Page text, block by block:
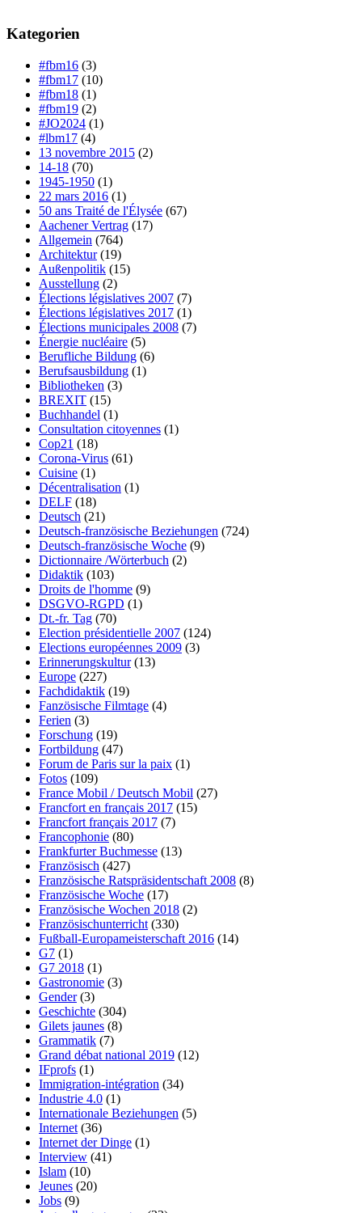
Kategorien
#fbm16 (3)
#fbm17 (10)
#fbm18 (1)
#fbm19 (2)
#JO2024 (1)
#lbm17 (4)
13 novembre 2015 (2)
14-18 (70)
1945-1950 (1)
22 mars 2016 (1)
50 ans Traité de l'Élysée (67)
Aachener Vertrag (17)
Allgemein (764)
Architektur(19)
Außenpolitik (15)
Ausstellung (2)
Élections législatives 2007 (7)
Élections législatives 2017 (1)
Élections municipales 2008 (7)
Énergie nucléaire (5)
Berufliche Bildung (6)
Berufsausbildung (1)
Bibliotheken (3)
BREXIT (15)
Buchhandel (1)
Consultation citoyennes (1)
Cop21 (18)
Corona-Virus (61)
Cuisine (1)
Décentralisation (1)
DELF (18)
Deutsch (21)
Deutsch-französische Beziehungen (724)
Deutsch-französische Woche (9)
Dictionnaire /Wörterbuch (2)
Didaktik (103)
Droits de l'homme (9)
DSGVO-RGPD (1)
Dt.-fr. Tag (70)
Election présidentielle 2007 (124)
Elections européennes 2009 (3)
Erinnerungskultur(13)
Europe (227)
Fachdidaktik (19)
Fanzösische Filmtage (4)
Ferien (3)
Forschung (19)
Fortbildung (47)
Forum de Paris sur la paix (1)
Fotos (109)
France Mobil / Deutsch Mobil (27)
Francfort en français 2017 (15)
Francfort français 2017 (7)
Francophonie (80)
Frankfurter Buchmesse (13)
Französisch (427)
Französische Ratspräsidentschaft 2008 (8)
Französische Woche (17)
Französische Wochen 2018 (2)
Französischunterricht (330)
Fußball-Europameisterschaft 2016 (14)
G7 (1)
G7 2018 (1)
Gastronomie (3)
Gender(3)
Geschichte (304)
Gilets jaunes (8)
Grammatik (7)
Grand débat national 2019 (12)
IFprofs (1)
Immigration-intégration (34)
Industrie 4.0 (1)
Internationale Beziehungen (5)
Internet (36)
Internet der Dinge (1)
Interview (41)
Islam (10)
Jeunes (20)
Jobs (9)